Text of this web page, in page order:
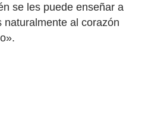
se les puede enseñar a
naturalmente al corazón